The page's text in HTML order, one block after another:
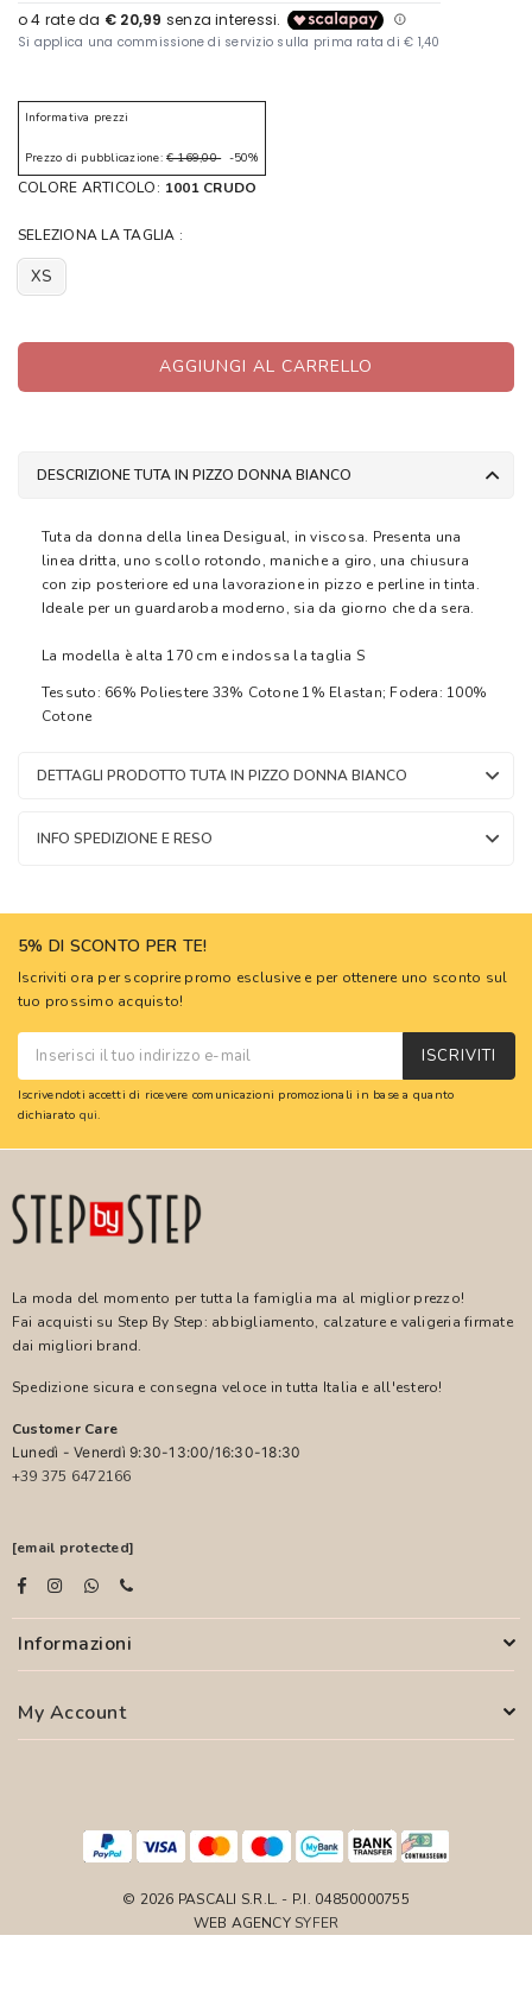
Informativa prezzi
Prezzo di pubblicazione: € 169,00-50%
COLORE ARTICOLO: 1001 CRUDO
SELEZIONA LA TAGLIA :
XS
AGGIUNGI AL CARRELLO
DESCRIZIONE TUTA IN PIZZO DONNA BIANCO
Tuta da donna della linea Desigual, in viscosa. Presenta una
linea dritta, uno scollo rotondo, maniche a giro, una chiusura
con zip posteriore ed una lavorazione in pizzo e perline in tinta.
Ideale per un guardaroba moderno, sia da giorno che da sera.
La modella è alta 170 cm e indossa la taglia S
Tessuto: 66% Poliestere 33% Cotone 1% Elastan; Fodera: 100%
Cotone
DETTAGLI PRODOTTO TUTA IN PIZZO DONNA BIANCO
INFO SPEDIZIONE E RESO
5% DI SCONTO PER TE!
Iscriviti ora per scoprire promo esclusive e per ottenere uno sconto sul
tuo prossimo acquisto!
ISCRIVITI
Iscrivendoti accetti di ricevere comunicazioni promozionali in base a quanto
dichiarato qui.
La moda del momento per tutta la famiglia ma al miglior prezzo!
Fai acquisti su Step By Step: abbigliamento, calzature e valigeria firmate
dai migliori brand.
Spedizione sicura e consegna veloce in tutta Italia e all'estero!
Customer Care
Lunedì - Venerdì 9:30-13:00/16:30-18:30
+39 375 6472166
[email protected]
Informazioni
My Account
© 2026 PASCALI S.R.L. - P.I. 04850000755
WEB AGENCY SYFER